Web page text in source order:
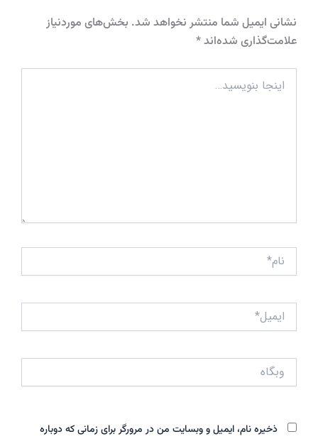
نشانی ایمیل شما منتشر نخواهد شد. بخش‌های موردنیاز
علامت‌گذاری شده‌اند*
اینجا
بنویسید…
نام*
ایمیل*
وبگاه
ذخیره نام، ایمیل و وبسایت من در مرورگر برای زمانی که دوباره